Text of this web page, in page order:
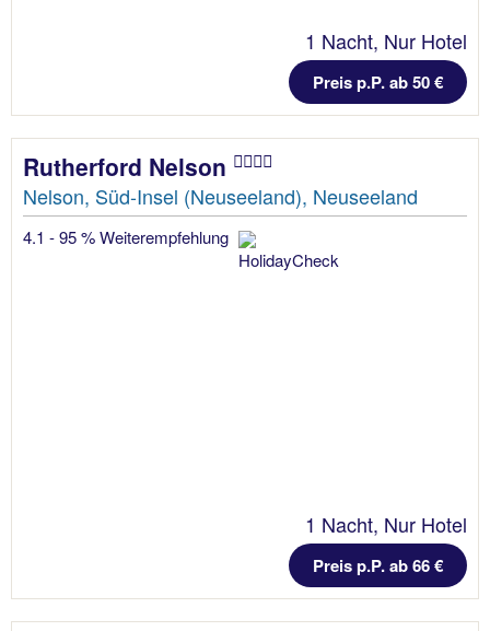
1 Nacht, Nur Hotel
Preis p.P. ab 50 €
Rutherford Nelson
Nelson, Süd-Insel (Neuseeland), Neuseeland
4.1 - 95 % Weiterempfehlung
1 Nacht, Nur Hotel
Preis p.P. ab 66 €